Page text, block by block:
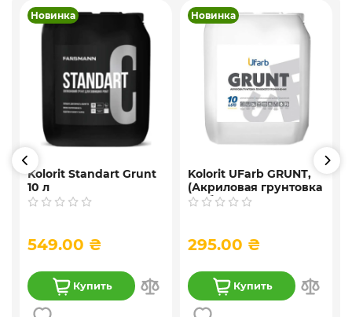
Новинка
Kolorit Standart Grunt
10 л
549.00 ₴
Купить
Новинка
Kolorit UFarb GRUNТ,
(Акриловая грунтовка
глубокого
295.00 ₴
Купить